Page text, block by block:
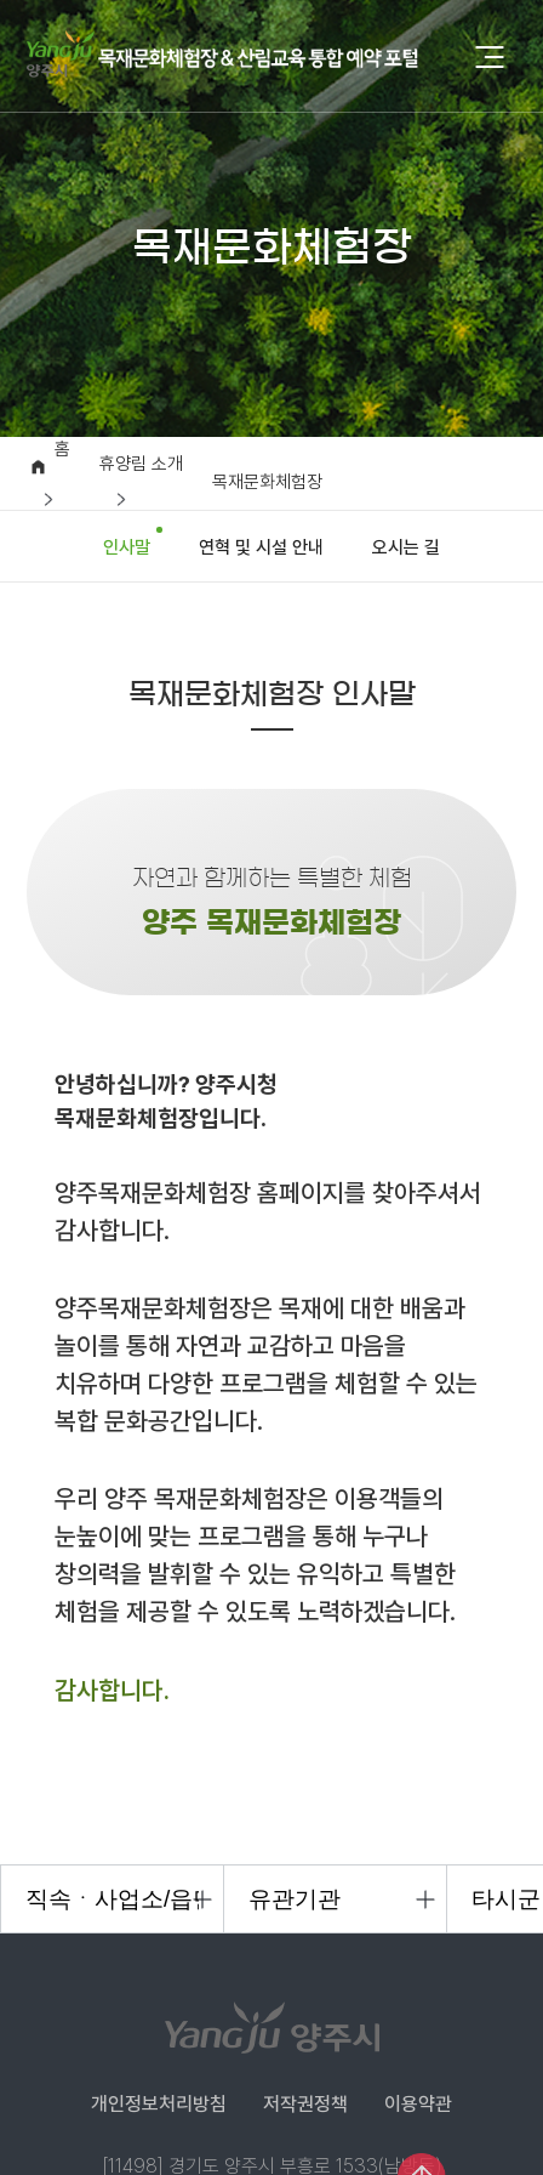
목재문화체험장
홈
휴양림 소개
목재문화체험장
인사말 연혁 및 시설 안내 오시는 길
목재문화체험장 인사말
자연과 함께하는 특별한 체험
양주 목재문화체험장
안녕하십니까? 양주시청
목재문화체험장입니다.
양주목재문화체험장 홈페이지를 찾아주셔서
감사합니다.
양주목재문화체험장은 목재에 대한 배움과
놀이를 통해 자연과 교감하고 마음을
치유하며 다양한 프로그램을 체험할 수 있는
복합 문화공간입니다.
우리 양주 목재문화체험장은 이용객들의
눈높이에 맞는 프로그램을 통해 누구나
창의력을 발휘할 수 있는 유익하고 특별한
체험을 제공할 수 있도록 노력하겠습니다.
감사합니다.
개인정보처리방침 저작권정책 이용약관
[11498] 경기도 양주시 부흥로 1533(남방동)